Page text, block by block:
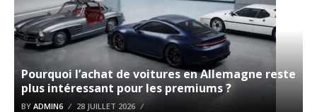
Pourquoi l’achat de voitures en Allemagne reste
plus intéressant pour les premiums ?
BY ADMIN6 28 JUILLET 2026